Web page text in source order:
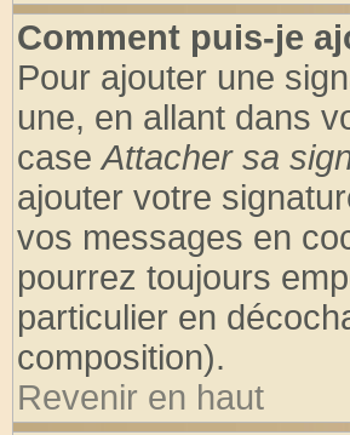
Comment puis-je
Pour ajouter une
une, en allant dans
caseAttacher sa
ajouter votre
vos messages en
pourrez toujours
particulier en
composition).
Revenir en haut